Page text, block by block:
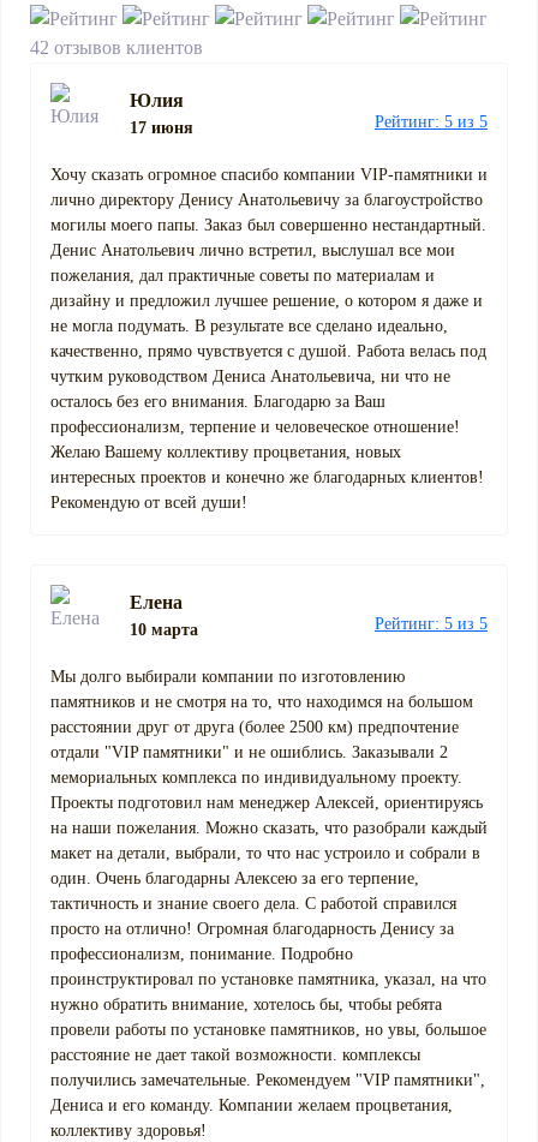
42 отзывов клиентов
Юлия
17 июня Рейтинг: 5 из 5
Хочу сказать огромное спасибо компании VIP-памятники и
лично директору Денису Анатольевичу за благоустройство
могилы моего папы. Заказ был совершенно нестандартный.
Денис Анатольевич лично встретил, выслушал все мои
пожелания, дал практичные советы по материалам и
дизайну и предложил лучшее решение, о котором я даже и
не могла подумать. В результате все сделано идеально,
качественно, прямо чувствуется с душой. Работа велась под
чутким руководством Дениса Анатольевича, ни что не
осталось без его внимания. Благодарю за Ваш
профессионализм, терпение и человеческое отношение!
Желаю Вашему коллективу процветания, новых
интересных проектов и конечно же благодарных клиентов!
Рекомендую от всей души!
Елена
10 марта Рейтинг: 5 из 5
Мы долго выбирали компании по изготовлению
памятников и не смотря на то, что находимся на большом
расстоянии друг от друга (более 2500 км) предпочтение
отдали "VIP памятники" и не ошиблись. Заказывали 2
мемориальных комплекса по индивидуальному проекту.
Проекты подготовил нам менеджер Алексей, ориентируясь
на наши пожелания. Можно сказать, что разобрали каждый
макет на детали, выбрали, то что нас устроило и собрали в
один. Очень благодарны Алексею за его терпение,
тактичность и знание своего дела. С работой справился
просто на отлично! Огромная благодарность Денису за
профессионализм, понимание. Подробно
проинструктировал по установке памятника, указал, на что
нужно обратить внимание, хотелось бы, чтобы ребята
провели работы по установке памятников, но увы, большое
расстояние не дает такой возможности. комплексы
получились замечательные. Рекомендуем "VIP памятники",
Дениса и его команду. Компании желаем процветания,
коллективу здоровья!